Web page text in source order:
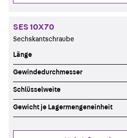
SES 10X70
Sechskantschraube
Länge
Gewindedurchmesser
Schlüsselweite
Gewicht je Lagermengeneinheit